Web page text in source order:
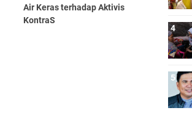
Air Keras terhadap Aktivis
KontraS